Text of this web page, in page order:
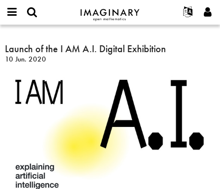
IMAGINARY
open
Français
Español
Türkçe
Programas
Interactivos
Películas
Textos
Exposiciones
Más...
Proyectos
or
username
Contraseña
Crear nueva cuenta
Solicitar una nueva contraseña
Buscar
Launch
of
the
Digital
Launch of the I AM A.I. Digital Exhibition
10 Jun. 2020